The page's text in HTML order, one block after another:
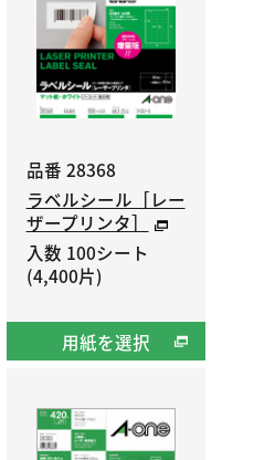
品番 28368
ラベルシール［レー
ザープリンタ］
入数 100シート
(4,400片)
用紙を選択